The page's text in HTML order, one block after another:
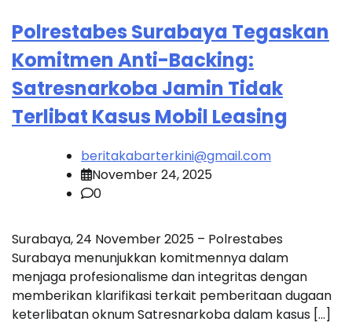
Polrestabes Surabaya Tegaskan
Komitmen Anti-Backing:
Satresnarkoba Jamin Tidak
Terlibat Kasus Mobil Leasing
beritakabarterkini@gmail.com
November 24, 2025
0
Surabaya, 24 November 2025 – Polrestabes
Surabaya menunjukkan komitmennya dalam
menjaga profesionalisme dan integritas dengan
memberikan klarifikasi terkait pemberitaan dugaan
keterlibatan oknum Satresnarkoba dalam kasus […]